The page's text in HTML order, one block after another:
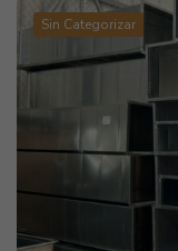
Sin Categorizar